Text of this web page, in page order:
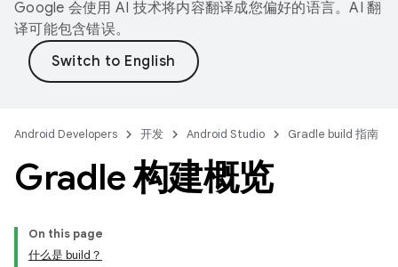
Google 会使用 AI 技术将内容翻译成您偏好的语言。AI 翻
译可能包含错误。
Android Developers 开发 Android Studio Gradle build 指南
Gradle 构建概览
On this page
什么是 build？